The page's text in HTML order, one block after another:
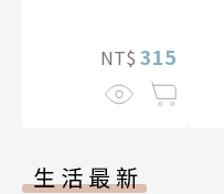
NT$ 315
生活最新